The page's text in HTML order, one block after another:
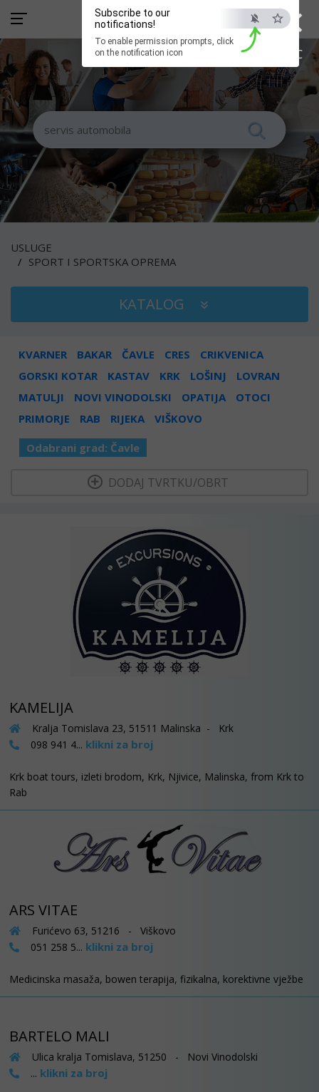
×
ESC
Subscribe to our
notifications!
To enable permission prompts, click
on the notification icon
USLUGE
SPORT I SPORTSKA OPREMA
KATALOG
KVARNER BAKAR ČAVLE CRES
CRIKVENICA
GORSKI KOTAR
KASTAV KRK LOŠINJ
LOVRAN
MATULJI
NOVI VINODOLSKI OPATIJA
OTOCI
PRIMORJE
RAB RIJEKA VIŠKOVO
Odabrani grad: Čavle
DODAJ TVRTKU/OBRT
KAMELIJA
Kralja Tomislava 23, 51511 Malinska - Krk
098 941 4... klikni za broj
Krk boat tours, izleti brodom, Krk, Njivice, Malinska, from Krk to
Rab
ARS VITAE
Furićevo 63, 51216 - Viškovo
051 258 5... klikni za broj
Medicinska masaža, bowen terapija, fizikalna, korektivne vježbe
BARTELO MALI
Ulica kralja Tomislava, 51250 - Novi Vinodolski
... klikni za broj